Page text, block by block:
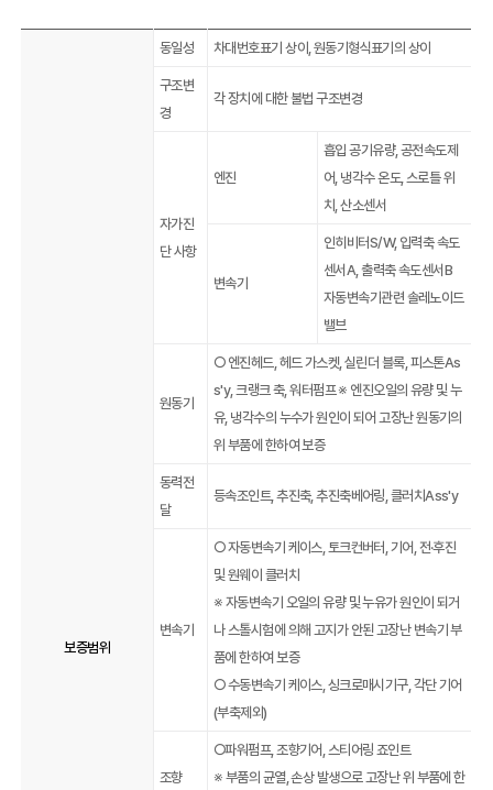
보증범위
동일성 차대번호표기 상이, 원동기형식표기의 상이
구조변
경
각 장치에 대한 불법 구조변경
자가진
단 사항
엔진
흡입 공기유량, 공전속도제
어, 냉각수 온도, 스로틀 위
치, 산소센서
변속기
인히비터S/W, 입력축 속도
센서A, 출력축 속도센서B
자동변속기관련 솔레노이드
밸브
원동기
○ 엔진헤드, 헤드 가스켓, 실린더 블록, 피스톤As
s'y, 크랭크 축, 워터펌프 ※ 엔진오일의 유량 및 누
유, 냉각수의 누수가 원인이 되어 고장난 원동기의
위 부품에 한하여 보증
동력전
달
등속조인트, 추진축, 추진축베어링, 클러치Ass'y
변속기
○ 자동변속기 케이스, 토크컨버터, 기어, 전·후진
및 원웨이 클러치
※ 자동변속기 오일의 유량 및 누유가 원인이 되거
나 스톨시험에 의해 고지가 안된 고장난 변속기 부
품에 한하여 보증
○ 수동변속기 케이스, 싱크로매시기구, 각단 기어
(부축제외)
조향
○파워펌프, 조향기어, 스티어링 죠인트
※ 부품의 균열, 손상 발생으로 고장난 위 부품에 한